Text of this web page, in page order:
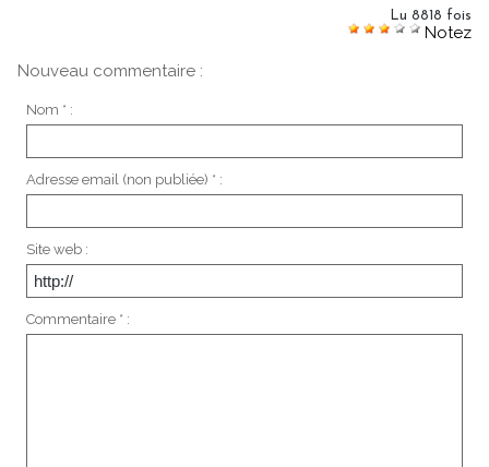
Lu 8818 fois
Notez
Nouveau commentaire :
Nom * :
Adresse email (non publiée) * :
Site web :
Commentaire * :